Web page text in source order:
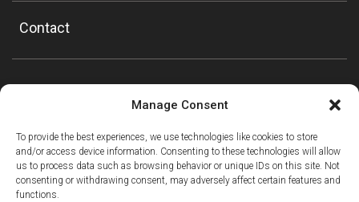
Manage Consent
To provide the best experiences, we use technologies like cookies to store
and/or access device information. Consenting to these technologies will allow
us to process data such as browsing behavior or unique IDs on this site. Not
consenting or withdrawing consent, may adversely affect certain features and
functions.
Contact